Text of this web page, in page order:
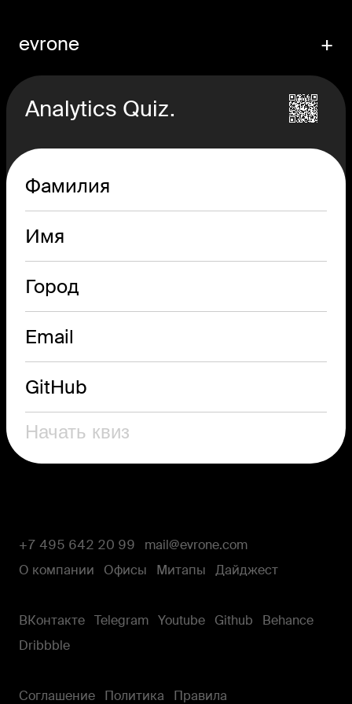
evrone +
Analytics Quiz.
Фамилия
Имя
Город
Email
GitHub
+7 495 642 20 99
mail@evrone.com
О компании
Офисы Митапы Дайджест
ВКонтакте Telegram Youtube Github
Behance
Dribbble
Cоглашение Политика Правила